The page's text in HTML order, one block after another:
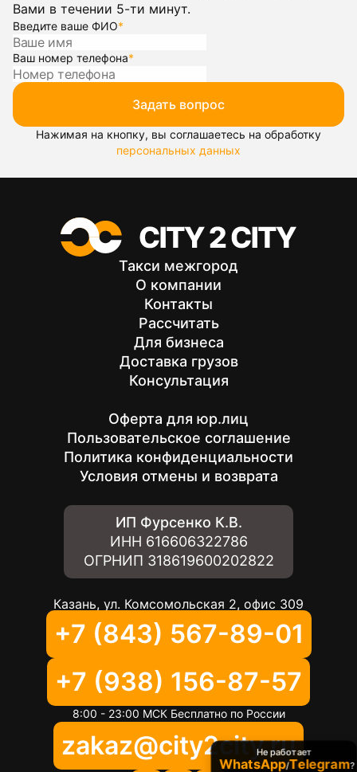
Вами в течении 5-ти минут.
Введите ваше ФИО*
Ваш номер телефона*
Задать вопрос
Нажимая на кнопку, вы соглашаетесь на обработку
персональных данных
Такси межгород
О компании
Контакты
Рассчитать
Для бизнеса
Доставка грузов
Консультация
Оферта для юр.лиц
Пользовательское соглашение
Политика конфиденциальности
Условия отмены и возврата
ИП Фурсенко К.В.
ИНН 616606322786
ОГРНИП 318619600202822
Казань, ул. Комсомольская 2, офис 309
+7 (843) 567-89-01
+7 (938) 156-87-57
8:00 - 23:00 МСК Бесплатно по России
zakaz@city2city.ru
Не работает
WhatsApp/Telegram?